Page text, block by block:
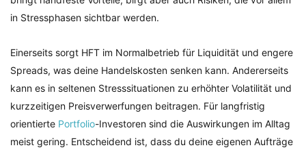
in Stressphasen sichtbar werden.
Einerseits sorgt HFT im Normalbetrieb für Liquidität und engere
Spreads, was deine Handelskosten senken kann. Andererseits
kann es in seltenen Stresssituationen zu erhöhter Volatilität und
kurzzeitigen Preisverwerfungen beitragen. Für langfristig
orientierte Portfolio-Investoren sind die Auswirkungen im Alltag
meist gering. Entscheidend ist, dass du deine eigenen Aufträge